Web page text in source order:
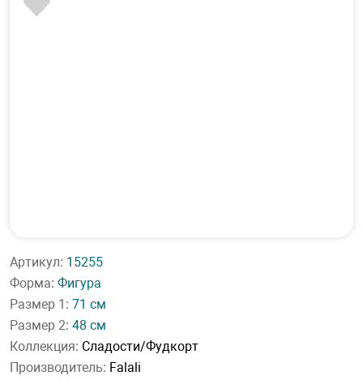
Артикул: 15255
Форма: Фигура
Размер 1: 71 см
Размер 2: 48 см
Коллекция: Сладости/Фудкорт
Производитель: Falali